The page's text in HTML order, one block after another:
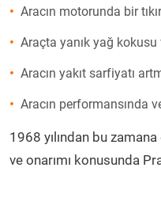
Aracın motorunda bir
Araçta yanık yağ kokusu
Aracın yakıt sarfiyatı
Aracın performansında
1968 yılından bu
ve onarımı konusunda